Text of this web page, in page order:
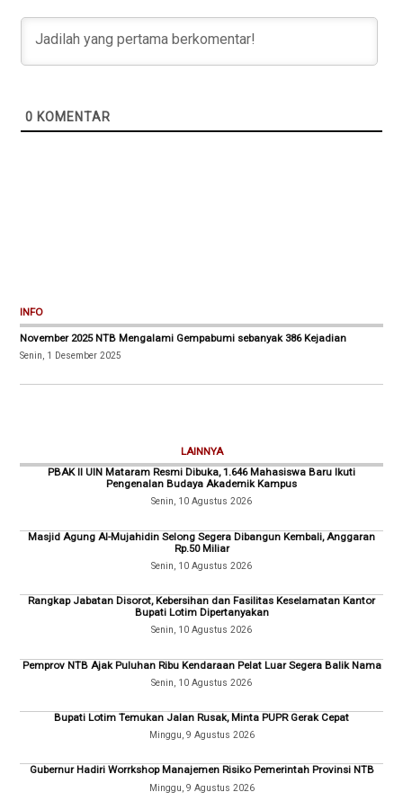
0 KOMENTAR
INFO
November 2025 NTB Mengalami Gempabumi sebanyak 386 Kejadian
Senin, 1 Desember 2025
LAINNYA
PBAK II UIN Mataram Resmi Dibuka, 1.646 Mahasiswa Baru Ikuti
Pengenalan Budaya Akademik Kampus
Senin, 10 Agustus 2026
Masjid Agung Al-Mujahidin Selong Segera Dibangun Kembali, Anggaran
Rp.50 Miliar
Senin, 10 Agustus 2026
Rangkap Jabatan Disorot, Kebersihan dan Fasilitas Keselamatan Kantor
Bupati Lotim Dipertanyakan
Senin, 10 Agustus 2026
Pemprov NTB Ajak Puluhan Ribu Kendaraan Pelat Luar Segera Balik Nama
Senin, 10 Agustus 2026
Bupati Lotim Temukan Jalan Rusak, Minta PUPR Gerak Cepat
Minggu, 9 Agustus 2026
Gubernur Hadiri Worrkshop Manajemen Risiko Pemerintah Provinsi NTB
Minggu, 9 Agustus 2026